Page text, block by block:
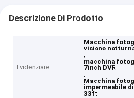
Descrizione Di Prodotto
Evidenziare
Macchina
visione
,
macchina
7inch DVR
,
Macchina
impermeabile
33ft